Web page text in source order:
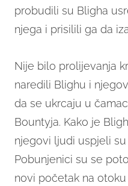
probudili su Bligha
njega i prisilili ga da
Nije bilo prolijevanja
naredili Blighu i
da se ukrcaju u
Bountyja. Kako je
njegovi ljudi uspjeli
Pobunjenici su se
novi početak na